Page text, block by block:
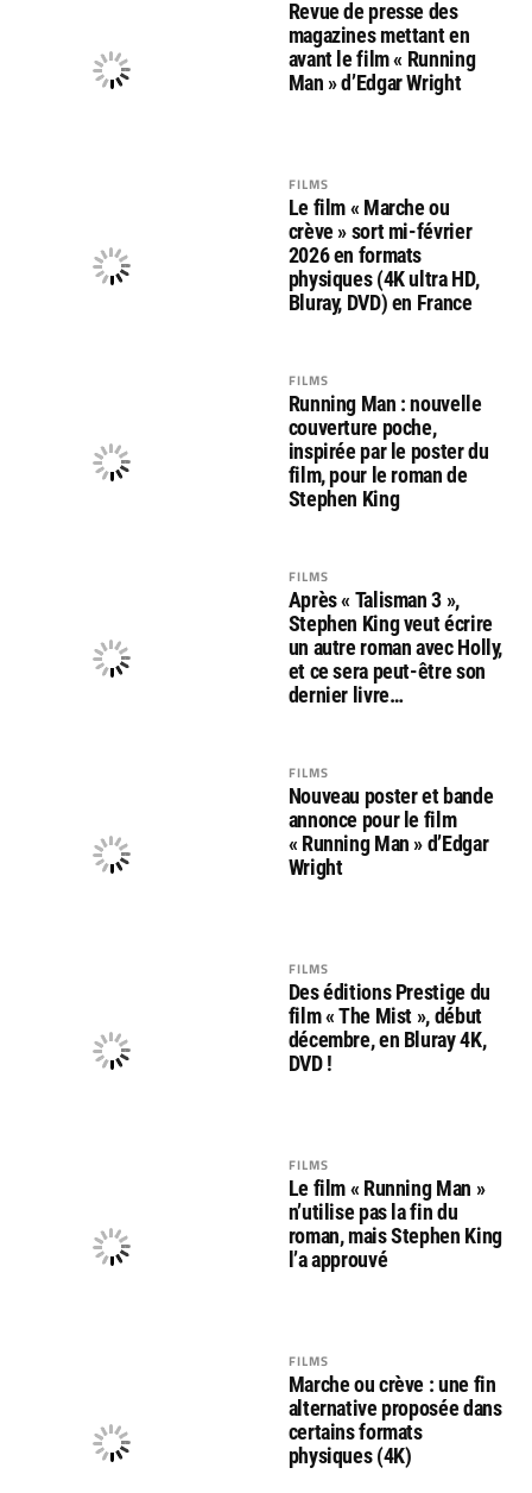
Revue de presse des
magazines mettant en
avant le film « Running
Man » d’Edgar Wright
FILMS
Le film « Marche ou
crève » sort mi-février
2026 en formats
physiques (4K ultra HD,
Bluray, DVD) en France
FILMS
Running Man : nouvelle
couverture poche,
inspirée par le poster du
film, pour le roman de
Stephen King
FILMS
Après « Talisman 3 »,
Stephen King veut écrire
un autre roman avec Holly,
et ce sera peut-être son
dernier livre…
FILMS
Nouveau poster et bande
annonce pour le film
« Running Man » d’Edgar
Wright
FILMS
Des éditions Prestige du
film « The Mist », début
décembre, en Bluray 4K,
DVD !
FILMS
Le film « Running Man »
n’utilise pas la fin du
roman, mais Stephen King
l’a approuvé
FILMS
Marche ou crève : une fin
alternative proposée dans
certains formats
physiques (4K)